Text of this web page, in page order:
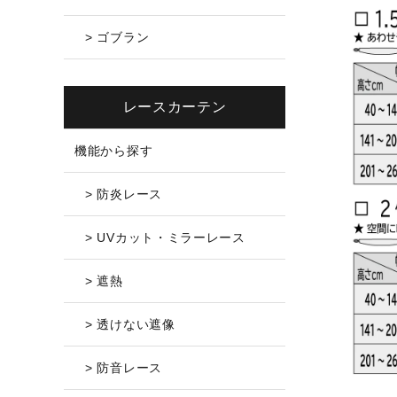
> ゴブラン
レースカーテン
機能から探す
> 防炎レース
> UVカット・ミラーレース
> 遮熱
> 透けない遮像
> 防音レース